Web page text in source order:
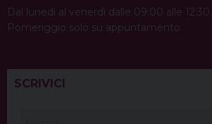
Dal lunedì al venerdì dalle 09:00 alle 12:30.
Pomeriggio solo su appuntamento.
SCRIVICI